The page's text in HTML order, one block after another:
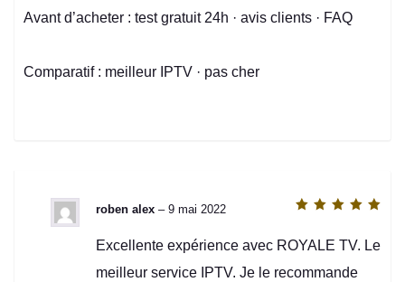
Avant d’acheter : test gratuit 24h · avis clients · FAQ
Comparatif : meilleur IPTV · pas cher
5
roben alex – 9 mai 2022
Excellente expérience avec ROYALE TV. Le
meilleur service IPTV. Je le recommande